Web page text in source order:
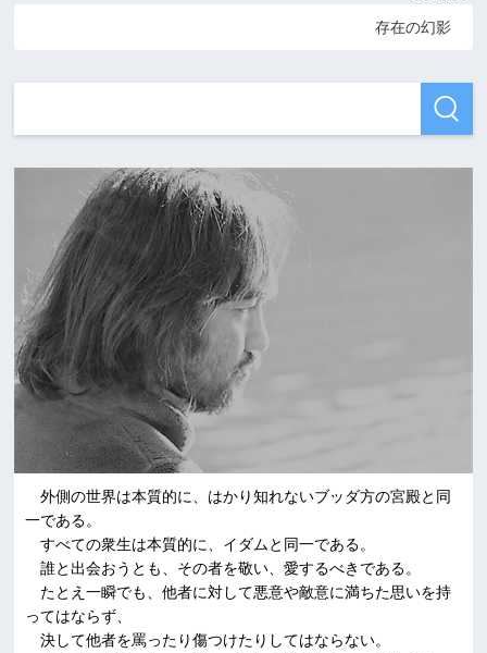
存在の幻影
外側の世界は本質的に、はかり知れないブッダ方の宮殿と同
一である。
すべての衆生は本質的に、イダムと同一である。
誰と出会おうとも、その者を敬い、愛するべきである。
たとえ一瞬でも、他者に対して悪意や敵意に満ちた思いを持
ってはならず、
決して他者を罵ったり傷つけたりしてはならない。